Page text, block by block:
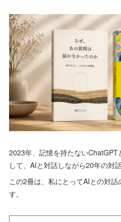
2023年、記憶を持たない
して、AIと対話しながら20年の対
この2冊は、私にとってAIとの対
す。